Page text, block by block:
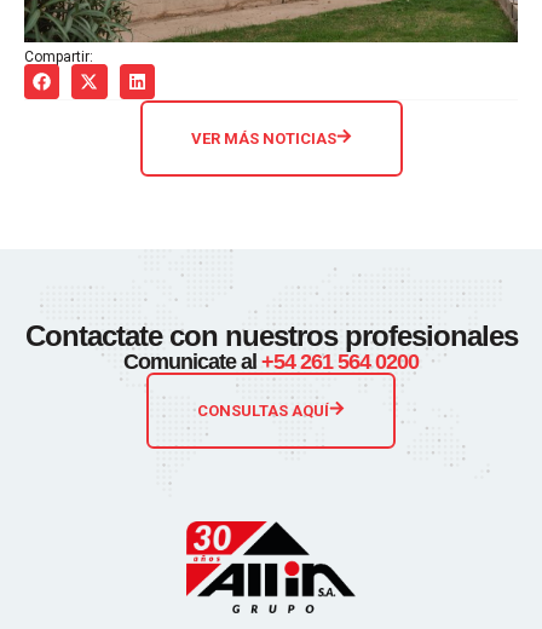
Compartir:
VER MÁS NOTICIAS
Contactate con nuestros profesionales
Comunicate al +54 261 564 0200
CONSULTAS AQUÍ